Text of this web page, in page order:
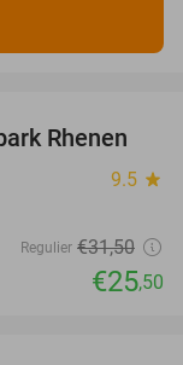
19%
Rhenen
9.5 star
Regulier €31,50
€25,50